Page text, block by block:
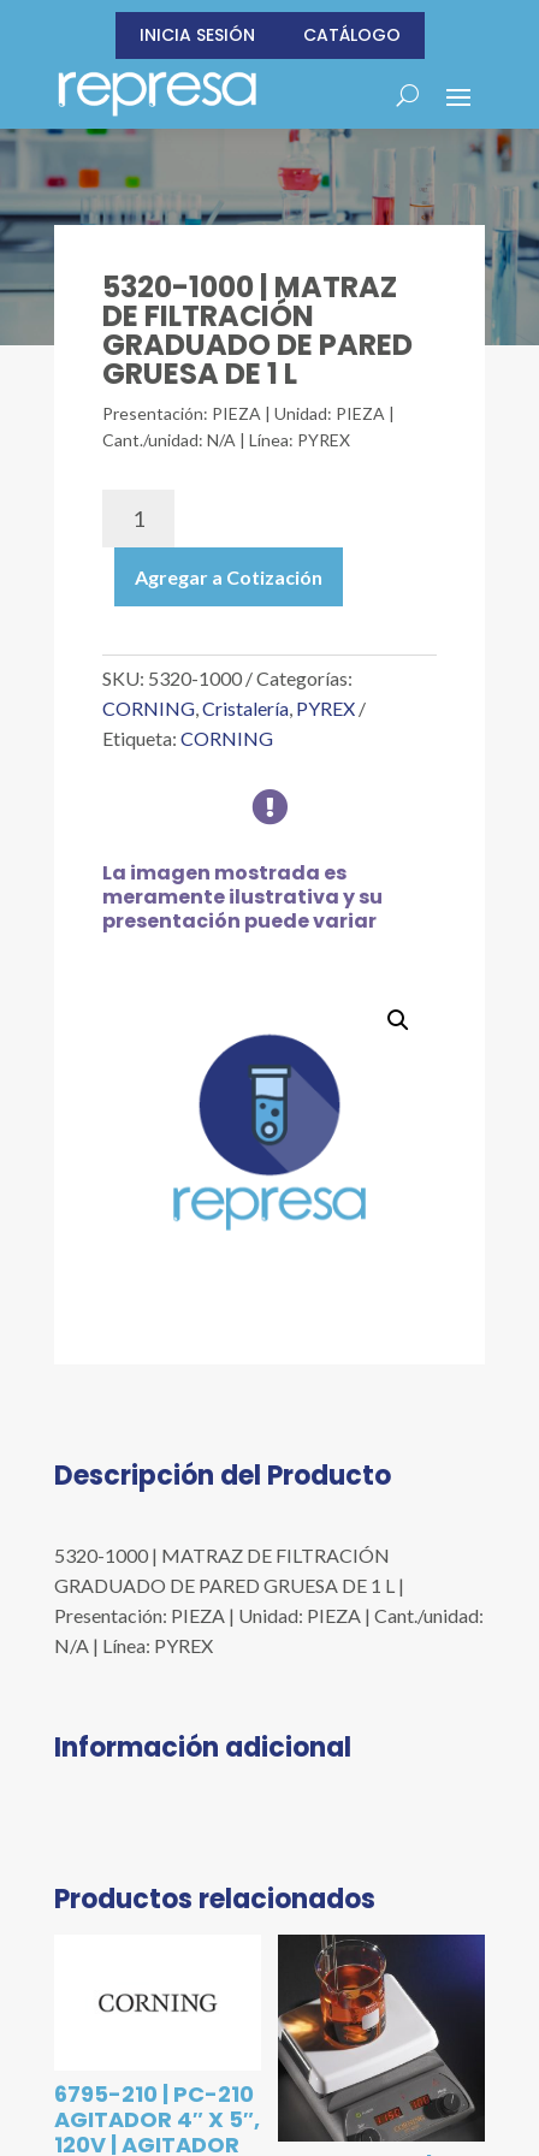
INICIA SESIÓN CATÁLOGO
5320-1000 | MATRAZ
DE FILTRACIÓN
GRADUADO DE PARED
GRUESA DE 1 L
Presentación: PIEZA | Unidad: PIEZA |
Cant./unidad: N/A | Línea: PYREX
1000
MATRAZ
DE
GRADUADO
PARED
GRUESA
cantidad
Agregar a Cotización
SKU: 5320-1000
Categorías:
CORNING,Cristalería, PYREX
Etiqueta: CORNING

La imagen mostrada es
meramente ilustrativa y su
presentación puede variar
Descripción del Producto
5320-1000 | MATRAZ DE FILTRACIÓN
GRADUADO DE PARED GRUESA DE 1 L |
Presentación: PIEZA | Unidad: PIEZA | Cant./unidad:
N/A | Línea: PYREX
Información adicional
Productos relacionados
6795-210 | PC-210
AGITADOR 4″ X 5″,
120V | AGITADOR